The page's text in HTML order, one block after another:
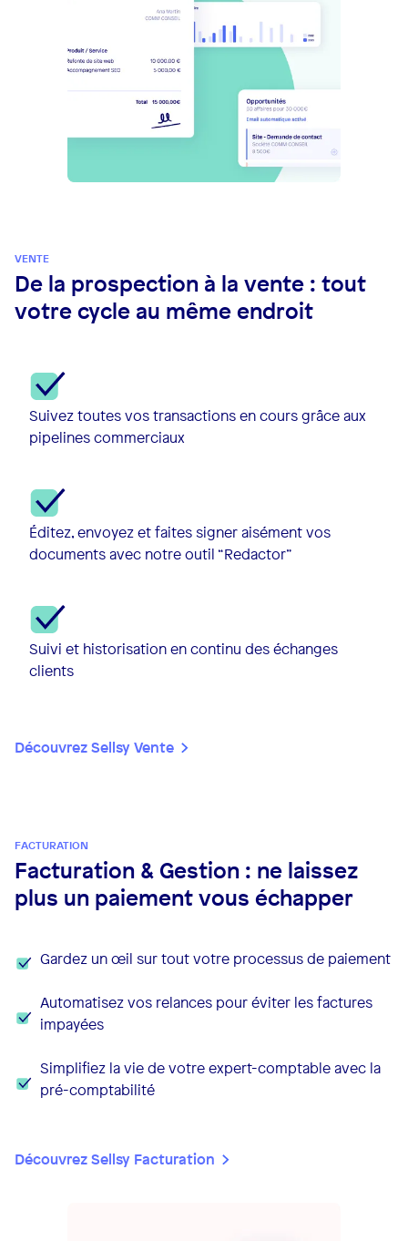
VENTE
De la prospection à la vente : tout
votre cycle au même endroit
Suivez toutes vos transactions en cours grâce aux
pipelines commerciaux
Éditez, envoyez et faites signer aisément vos
documents avec notre outil “Redactor”
Suivi et historisation en continu des échanges
clients
Découvrez Sellsy Vente
FACTURATION
Facturation & Gestion : ne laissez
plus un paiement vous échapper
Gardez un œil sur tout votre processus de paiement
Automatisez vos relances pour éviter les factures
impayées
Simplifiez la vie de votre expert-comptable avec la
pré-comptabilité
Découvrez Sellsy Facturation